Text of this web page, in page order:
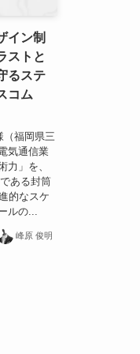
イン制
ストと
るステ
コム
福岡県三
気通信業
力」を、
ある封筒
的なスケ
ルの...
峰原 俊明